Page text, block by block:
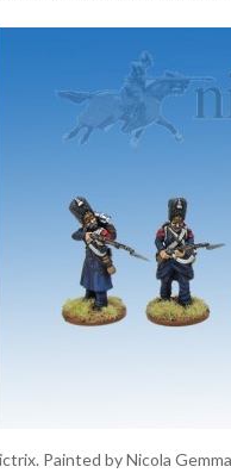
Painted by Nicola